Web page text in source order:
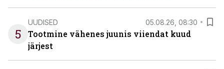
5
UUDISED 05.08.26, 08:30
Tootmine vähenes juunis viiendat kuud
järjest